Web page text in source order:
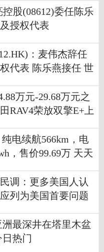
股(08612)委任陈乐
授权代表
：麦伟杰辞任
代表 陈乐燕接任 世
万元-29.68万元之
RAV4荣放双擎E+上
电续航566km，电
，售价99.69万 天天
调：更多美国人认
列为美国首要问题
洲最深井在塔里木盆
热门